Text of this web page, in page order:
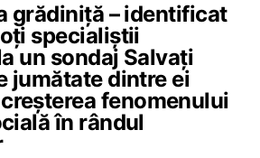
grădiniță – identificat
specialiștii
un sondaj Salvați
jumătate dintre ei
fenomenului
în rândul